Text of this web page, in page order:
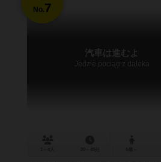
No.7
汽車は進むよ
Jedzie pociąg z daleka